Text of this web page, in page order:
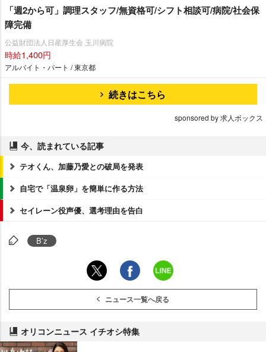
「週2から可」調理スタッフ/無資格可/シフト相談可/病院/社会保
障完備
公益財団法人日産厚生会 玉川病院
時給1,400円
アルバイト・パート / 東京都
続きはこちら
sponsored by 求人ボックス
今、読まれている記事
テオくん、加藤乃愛との破局を発表
自宅で「温泉卵」を簡単に作る方法
セイレーン役声優、選考理由を告白
B’z
ニュース一覧へ戻る
オリコンニュース イチオシ特集